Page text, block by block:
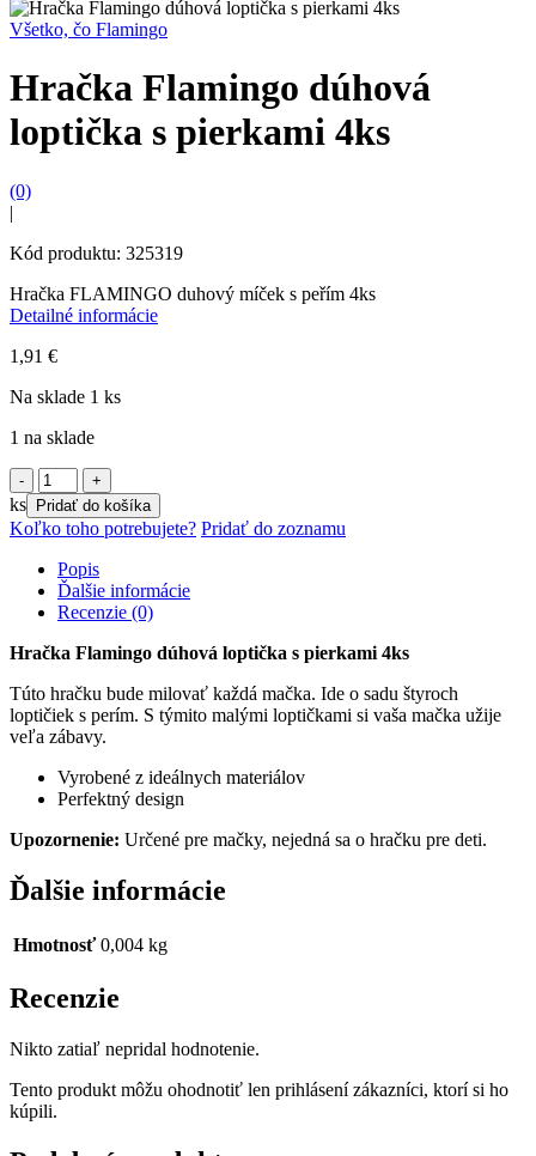
Všetko, čo Flamingo
Hračka Flamingo dúhová
loptička s pierkami 4ks
(0)
|
Kód produktu: 325319
Hračka FLAMINGO duhový míček s peřím 4ks
Detailné informácie
1,91 €
Na sklade 1 ks
1 na sklade
množstvo
Hračka
Flamingo
dúhová
loptička
pierkami
ks Pridať do košíka
Koľko toho potrebujete? Pridať do zoznamu
Popis
Ďalšie informácie
Recenzie (0)
Hračka Flamingo dúhová loptička s pierkami 4ks
Túto hračku bude milovať každá mačka. Ide o sadu štyroch
loptičiek s perím. S týmito malými loptičkami si vaša mačka užije
veľa zábavy.
Vyrobené z ideálnych materiálov
Perfektný design
Upozornenie: Určené pre mačky, nejedná sa o hračku pre deti.
Ďalšie informácie
Hmotnosť 0,004 kg
Recenzie
Nikto zatiaľ nepridal hodnotenie.
Tento produkt môžu ohodnotiť len prihlásení zákazníci, ktorí si ho
kúpili.